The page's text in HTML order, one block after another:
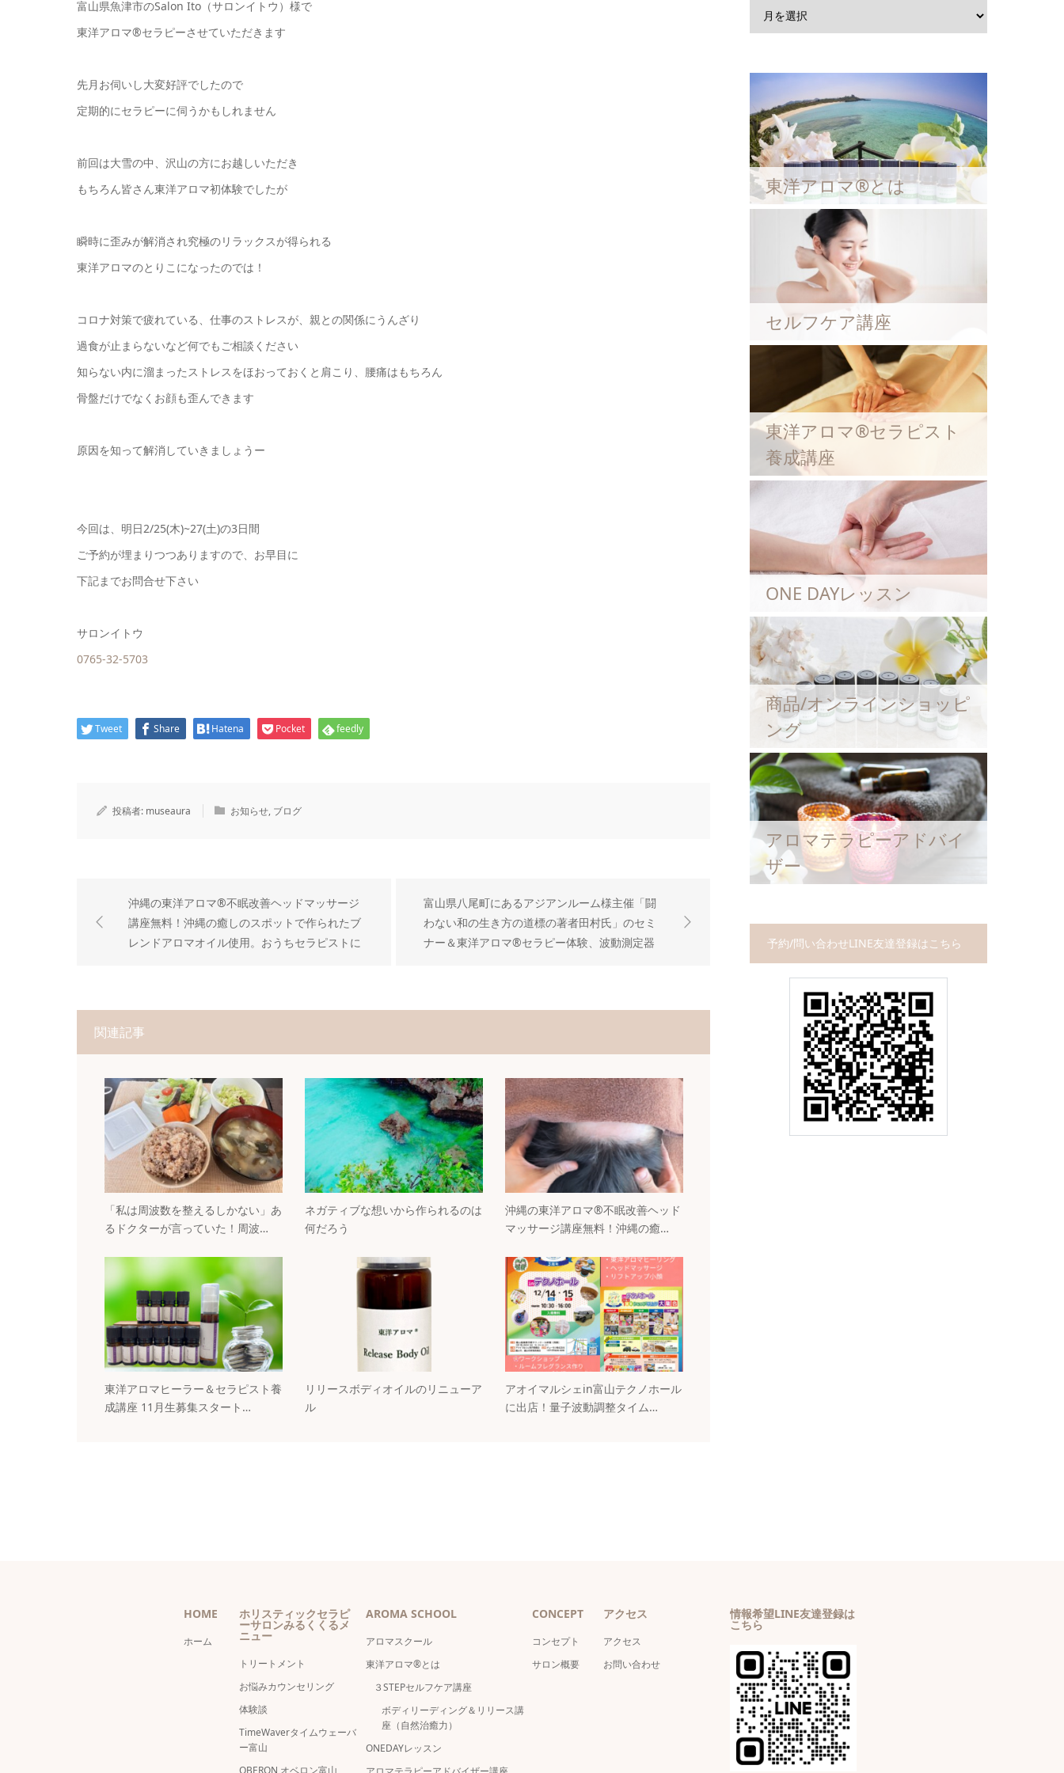
富山県魚津市のSalon Ito（サロンイトウ）様で
東洋アロマ®セラピーさせていただきます
先月お伺いし大変好評でしたので
定期的にセラピーに伺うかもしれません
前回は大雪の中、沢山の方にお越しいただき
もちろん皆さん東洋アロマ初体験でしたが
瞬時に歪みが解消され究極のリラックスが得られる
東洋アロマのとりこになったのでは！
コロナ対策で疲れている、仕事のストレスが、親との関係にうんざり
過食が止まらないなど何でもご相談ください
知らない内に溜まったストレスをほおっておくと肩こり、腰痛はもちろん
骨盤だけでなくお顔も歪んできます
原因を知って解消していきましょうー
今回は、明日2/25(木)~27(土)の3日間
ご予約が埋まりつつありますので、お早目に
下記までお問合せ下さい
サロンイトウ
0765-32-5703
Tweet Share Hatena Pocket feedly
投稿者: museaura お知らせ, ブログ
沖縄の東洋アロマ®不眠改善ヘッドマッサージ
講座無料！沖縄の癒しのスポットで作られたブ
レンドアロマオイル使用。おうちセラピストに
富山県八尾町にあるアジアンルーム様主催「闘
わない和の生き方の道標の著者田村氏」のセミ
ナー＆東洋アロマ®セラピー体験、波動測定器
関連記事
「私は周波数を整えるしかない」あ
るドクターが言っていた！周波…
ネガティブな想いから作られるのは
何だろう
沖縄の東洋アロマ®不眠改善ヘッド
マッサージ講座無料！沖縄の癒…
東洋アロマヒーラー＆セラピスト養
成講座 11月生募集スタート…
リリースボディオイルのリニューア
ル
アオイマルシェin富山テクノホール
に出店！量子波動調整タイム…
東洋アロマ®とは
セルフケア講座
東洋アロマ®セラピスト
養成講座
ONE DAYレッスン
商品/オンラインショッピ
ング
アロマテラピーアドバイ
ザー
予約/問い合わせLINE友達登録はこちら
HOME
ホーム
ホリスティックセラピ
ーサロンみるくくるメ
ニュー
トリートメント
お悩みカウンセリング
体験談
TimeWaverタイムウェーバ
ー富山
OBERON オベロン富山
AROMA SCHOOL
アロマスクール
東洋アロマ®とは
３STEPセルフケア講座
ボディリーディング＆リリース講
座（自然治癒力）
ONEDAYレッスン
CONCEPT
コンセプト
サロン概要
アクセス
アクセス
お問い合わせ
情報希望LINE友達登録は
こちら